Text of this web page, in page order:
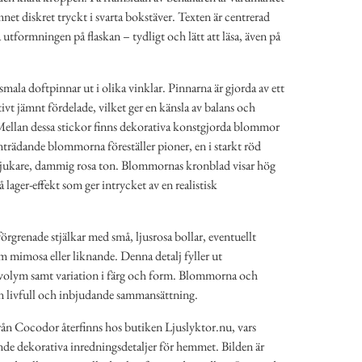
diskret tryckt i svarta bokstäver. Texten är centrerad
på flaskan – tydligt och lätt att läsa, även på
doftpinnar ut i olika vinklar. Pinnarna är gjorda av ett
jämnt fördelade, vilket ger en känsla av balans och
dessa stickor finns dekorativa konstgjorda blommor
blommorna föreställer pioner, en i starkt röd
dammig rosa ton. Blommornas kronblad visar hög
effekt som ger intrycket av en realistisk
stjälkar med små, ljusrosa bollar, eventuellt
mimosa eller liknande. Denna detalj fyller ut
samt variation i färg och form. Blommorna och
livfull och inbjudande sammansättning.
Cocodor återfinns hos butiken Ljuslyktor.nu, vars
dekorativa inredningsdetaljer för hemmet. Bilden är